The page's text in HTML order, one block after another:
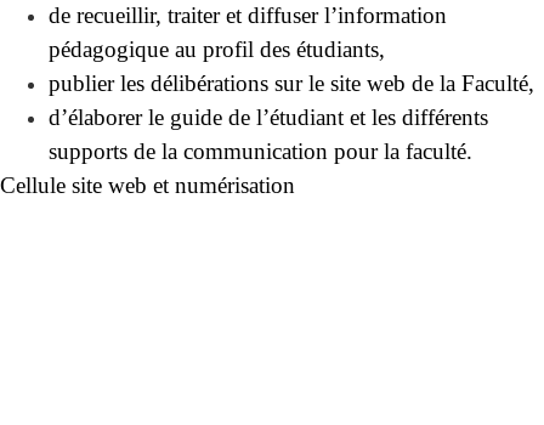
de recueillir, traiter et diffuser l’information
pédagogique au profil des étudiants,
publier les délibérations sur le site web de la Faculté,
d’élaborer le guide de l’étudiant et les différents
supports de la communication pour la faculté.
Cellule site web et numérisation